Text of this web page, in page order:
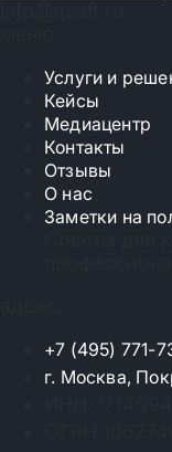
Услуги и
Кейсы
Медиацентр
Контакты
Отзывы
О нас
Заметки на
+7 (495) 771-
г. Москва,